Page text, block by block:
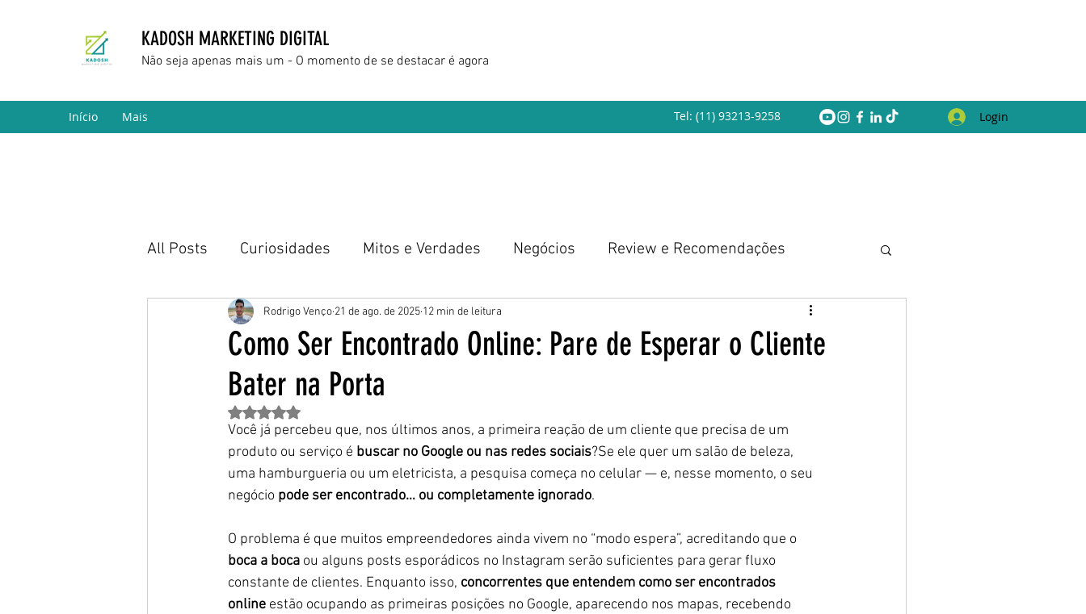
KADOSH MARKETING DIGITAL
Não seja apenas mais um - O momento de se destacar é agora
Início Mais Tel: (11) 93213-9258 Login
All Posts Curiosidades Mitos e Verdades Negócios Review e Recomendações
Marketing Digital Empreendedorismo
Como Ser Encontrado Online: Pare de Esperar o Cliente
Bater na Porta
Rodrigo Venço 21 de ago. de 2025 12 min de leitura
Avaliado com NaN de 5 estrelas.
Você já percebeu que, nos últimos anos, a primeira reação de um cliente que precisa de um
produto ou serviço é buscar no Google ou nas redes sociais?Se ele quer um salão de beleza,
uma hamburgueria ou um eletricista, a pesquisa começa no celular — e, nesse momento, o seu
negócio pode ser encontrado… ou completamente ignorado.
O problema é que muitos empreendedores ainda vivem no “modo espera”, acreditando que o
boca a boca ou alguns posts esporádicos no Instagram serão suficientes para gerar fluxo
constante de clientes. Enquanto isso, concorrentes que entendem como ser encontrados
online estão ocupando as primeiras posições no Google, aparecendo nos mapas, recebendo